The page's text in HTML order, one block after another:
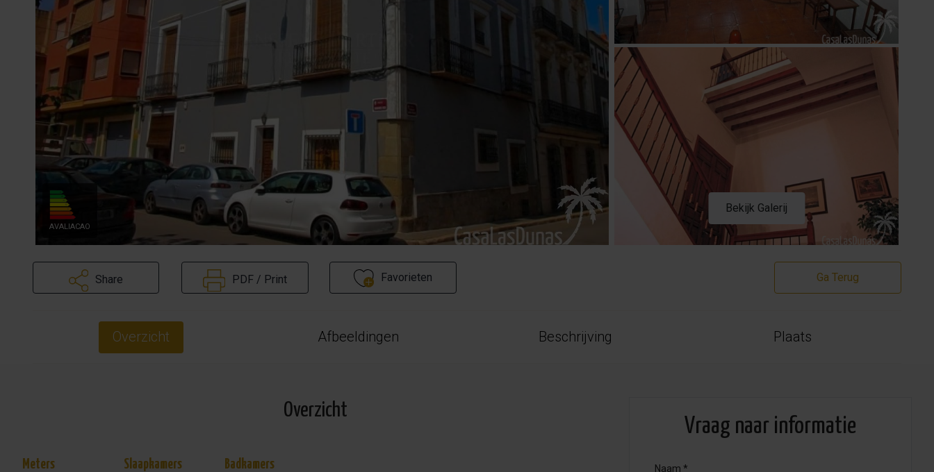
AVALIACAO
Bekijk Galerij
Share PDF / Print Favorieten Ga Terug
Overzicht Afbeeldingen Beschrijving Plaats
Overzicht
Meters Slaapkamers Badkamers
Vraag naar informatie